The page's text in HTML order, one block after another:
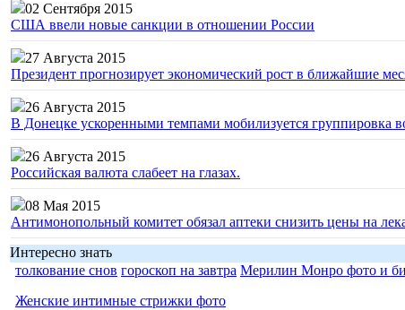
02 Сентября 2015
США ввели новые санкции в отношении России
27 Августа 2015
Президент прогнозирует экономический рост в ближайшие
26 Августа 2015
В Донецке ускоренными темпами мобилизуется группировка
26 Августа 2015
Российская валюта слабеет на глазах.
08 Мая 2015
Антимонопольный комитет обязал аптеки снизить цены на
Интересно знать
толкование снов гороскоп на завтра Мерилин Монро фото и
Женские интимные стрижки фото